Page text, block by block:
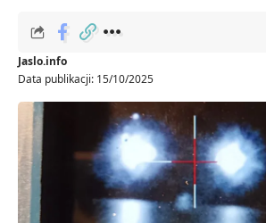
Data publikacji: 15/10/2025
Jaslo.info